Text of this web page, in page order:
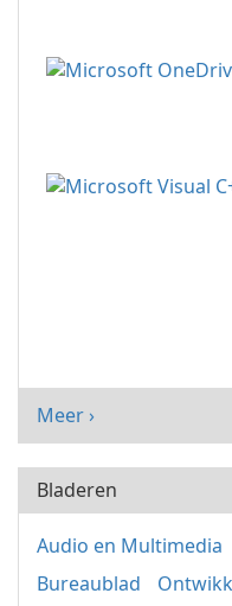
Meer ›
Bladeren
Audio en Multimedia
Bureaublad